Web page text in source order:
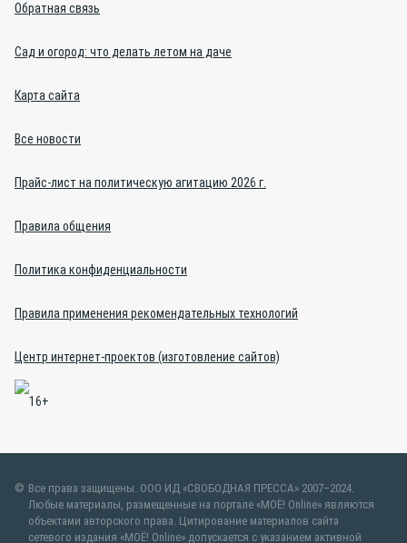
Обратная связь
Сад и огород: что делать летом на даче
Карта сайта
Все новости
Прайс-лист на политическую агитацию 2026 г.
Правила общения
Политика конфиденциальности
Правила применения рекомендательных технологий
Центр интернет-проектов (изготовление сайтов)
Все права защищены. ООО ИД «СВОБОДНАЯ ПРЕССА» 2007–2024.
Любые материалы, размещенные на портале «МОЁ! Online» являются
объектами авторского права. Цитирование материалов сайта
сетевого издания «МОЁ! Online» допускается с указанием активной